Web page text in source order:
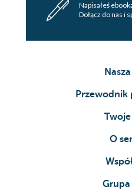
Napisałeś
Dołącz do nas i
Przewodnik
O